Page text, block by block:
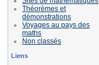
Théorèmes et
démonstrations
Voyages au pays des
maths
Non classés
Liens